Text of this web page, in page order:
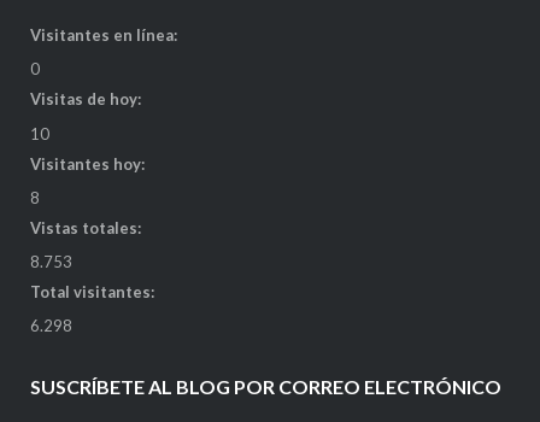
Visitantes en línea:
0
Visitas de hoy:
10
Visitantes hoy:
8
Vistas totales:
8.753
Total visitantes:
6.298
SUSCRÍBETE AL BLOG POR CORREO ELECTRÓNICO